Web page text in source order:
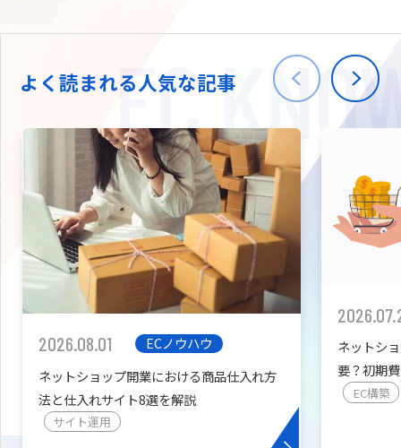
海外進出・現地
W2
拡張プラグイン一覧
カスタマイズ開発
会社情報
TW
よく読まれる人気な記事
2026.08.01
ECノウハウ
ネットショップ開業における商品仕入れ方
法と仕入れサイト8選を解説
サイト運用
ネットシ
要？初期
を紹介
EC構築